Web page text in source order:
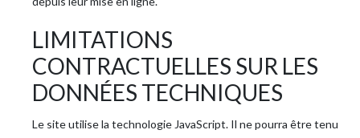
LIMITATIONS
CONTRACTUELLES SUR LES
DONNÉES TECHNIQUES
Le site utilise la technologie JavaScript. Il ne pourra être tenu